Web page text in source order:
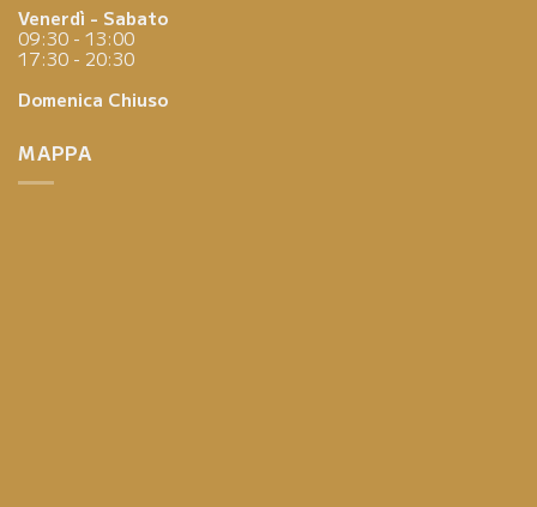
Venerdì - Sabato
09:30 - 13:00
17:30 - 20:30
Domenica Chiuso
MAPPA